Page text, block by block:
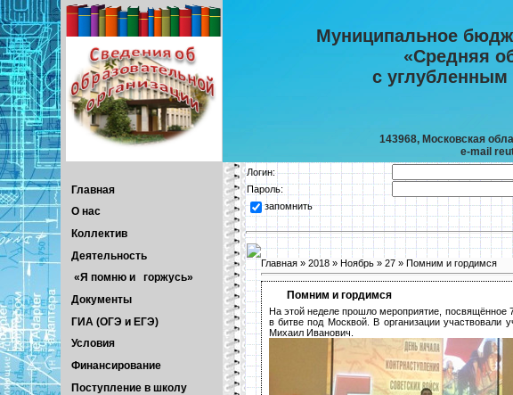
Муниципальное
«Средняя
с углубленным
143968, Московская
e-mail
Главная
О нас
Коллектив
Деятельность
«Я помню и горжусь»
Документы
ГИА (ОГЭ и ЕГЭ)
Условия
Финансирование
Поступление в школу
Логин:
Пароль:
запомнить
Главная» 2018 » Ноябрь » 27» Помним и гордимся
Помним и гордимся
На этой неделе прошло мероприятие, посвящённое
в битве под Москвой. В организации
Михаил Иванович.